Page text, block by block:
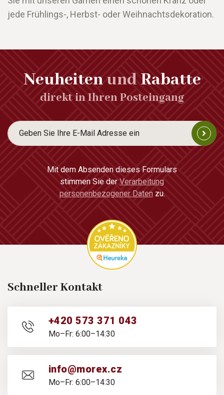
jede Frühlings-, Herbst- oder Weihnachtsdekoration.
NeuheitenundRabatte
direkt in Ihren Posteingang
Mit dem Absenden dieses Formulars
stimmen Sie der Verarbeitung
personenbezogener Daten zu.
Schneller Kontakt
+420 573 371 043
Mo–Fr: 6:00–14:30
info@morex.cz
Mo–Fr: 6:00–14:30